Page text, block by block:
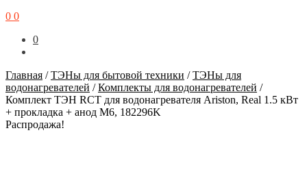
0 0
0
Главная /ТЭНы для бытовой техники /ТЭНы для
водонагревателей /Комплекты для водонагревателей /
Комплект ТЭН RCT для водонагревателя Ariston, Real 1.5 кВт
+ прокладка + анод М6, 182296K
Распродажа!